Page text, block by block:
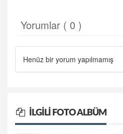
Yorumlar ( 0 )
Henüz bir yorum yapılmamış
İLGILI FOTO ALBÜM